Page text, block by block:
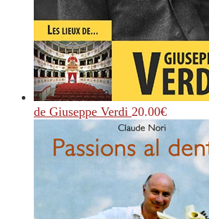
de Giuseppe Verdi 20.00€